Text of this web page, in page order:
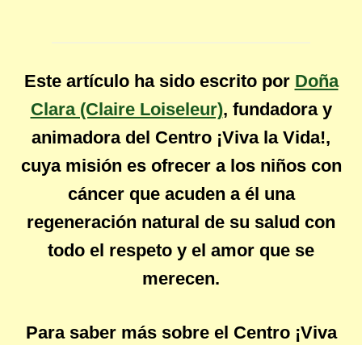
Este artículo ha sido escrito por Doña
Clara (Claire Loiseleur), fundadora y
animadora del Centro ¡Viva la Vida!,
cuya misión es ofrecer a los niños con
cáncer que acuden a él una
regeneración natural de su salud con
todo el respeto y el amor que se
merecen.
Para saber más sobre el Centro ¡Viva